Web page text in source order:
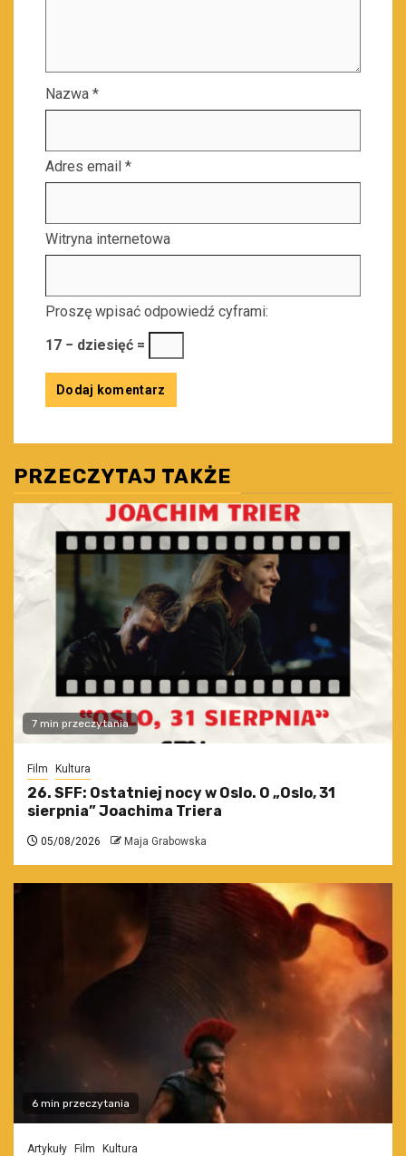
Nazwa *
Adres email *
Witryna internetowa
Proszę wpisać odpowiedź cyframi:
17 − dziesięć =
PRZECZYTAJ TAKŻE
7 min przeczytania
Film Kultura
26. SFF: Ostatniej nocy w Oslo. O „Oslo, 31
sierpnia” Joachima Triera
05/08/2026 Maja Grabowska
6 min przeczytania
Artykuły Film Kultura